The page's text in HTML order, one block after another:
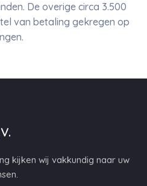
De overige circa 3.500
van betaling gekregen op
kijken wij vakkundig naar uw